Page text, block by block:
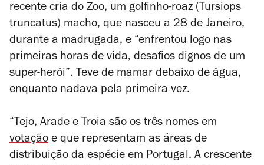
recente cria do Zoo, um golfinho-roaz ( Tursiops
truncatus) macho, que nasceu a 28 de Janeiro,
durante a madrugada, e “enfrentou logo nas
primeiras horas de vida, desafios dignos de um
super-herói”. Teve de mamar debaixo de água,
enquanto nadava pela primeira vez.
“Tejo, Arade e Troia são os três nomes em
votação e que representam as áreas de
distribuição da espécie em Portugal. A crescente